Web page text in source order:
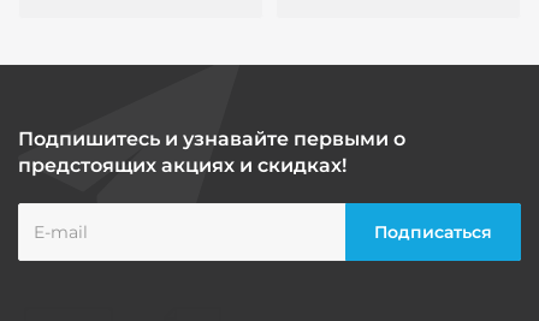
Подпишитесь и узнавайте первыми о
предстоящих акциях и скидках!